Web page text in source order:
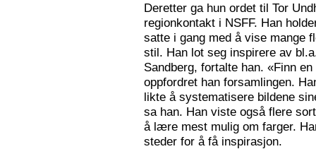
Deretter ga hun ordet til Tor
regionkontakt i NSFF. Han
satte i gang med å vise mange
stil. Han lot seg inspirere av
Sandberg, fortalte han. «Finn
oppfordret han forsamlingen.
likte å systematisere bildene
sa han. Han viste også flere
å lære mest mulig om farger.
steder for å få inspirasjon.